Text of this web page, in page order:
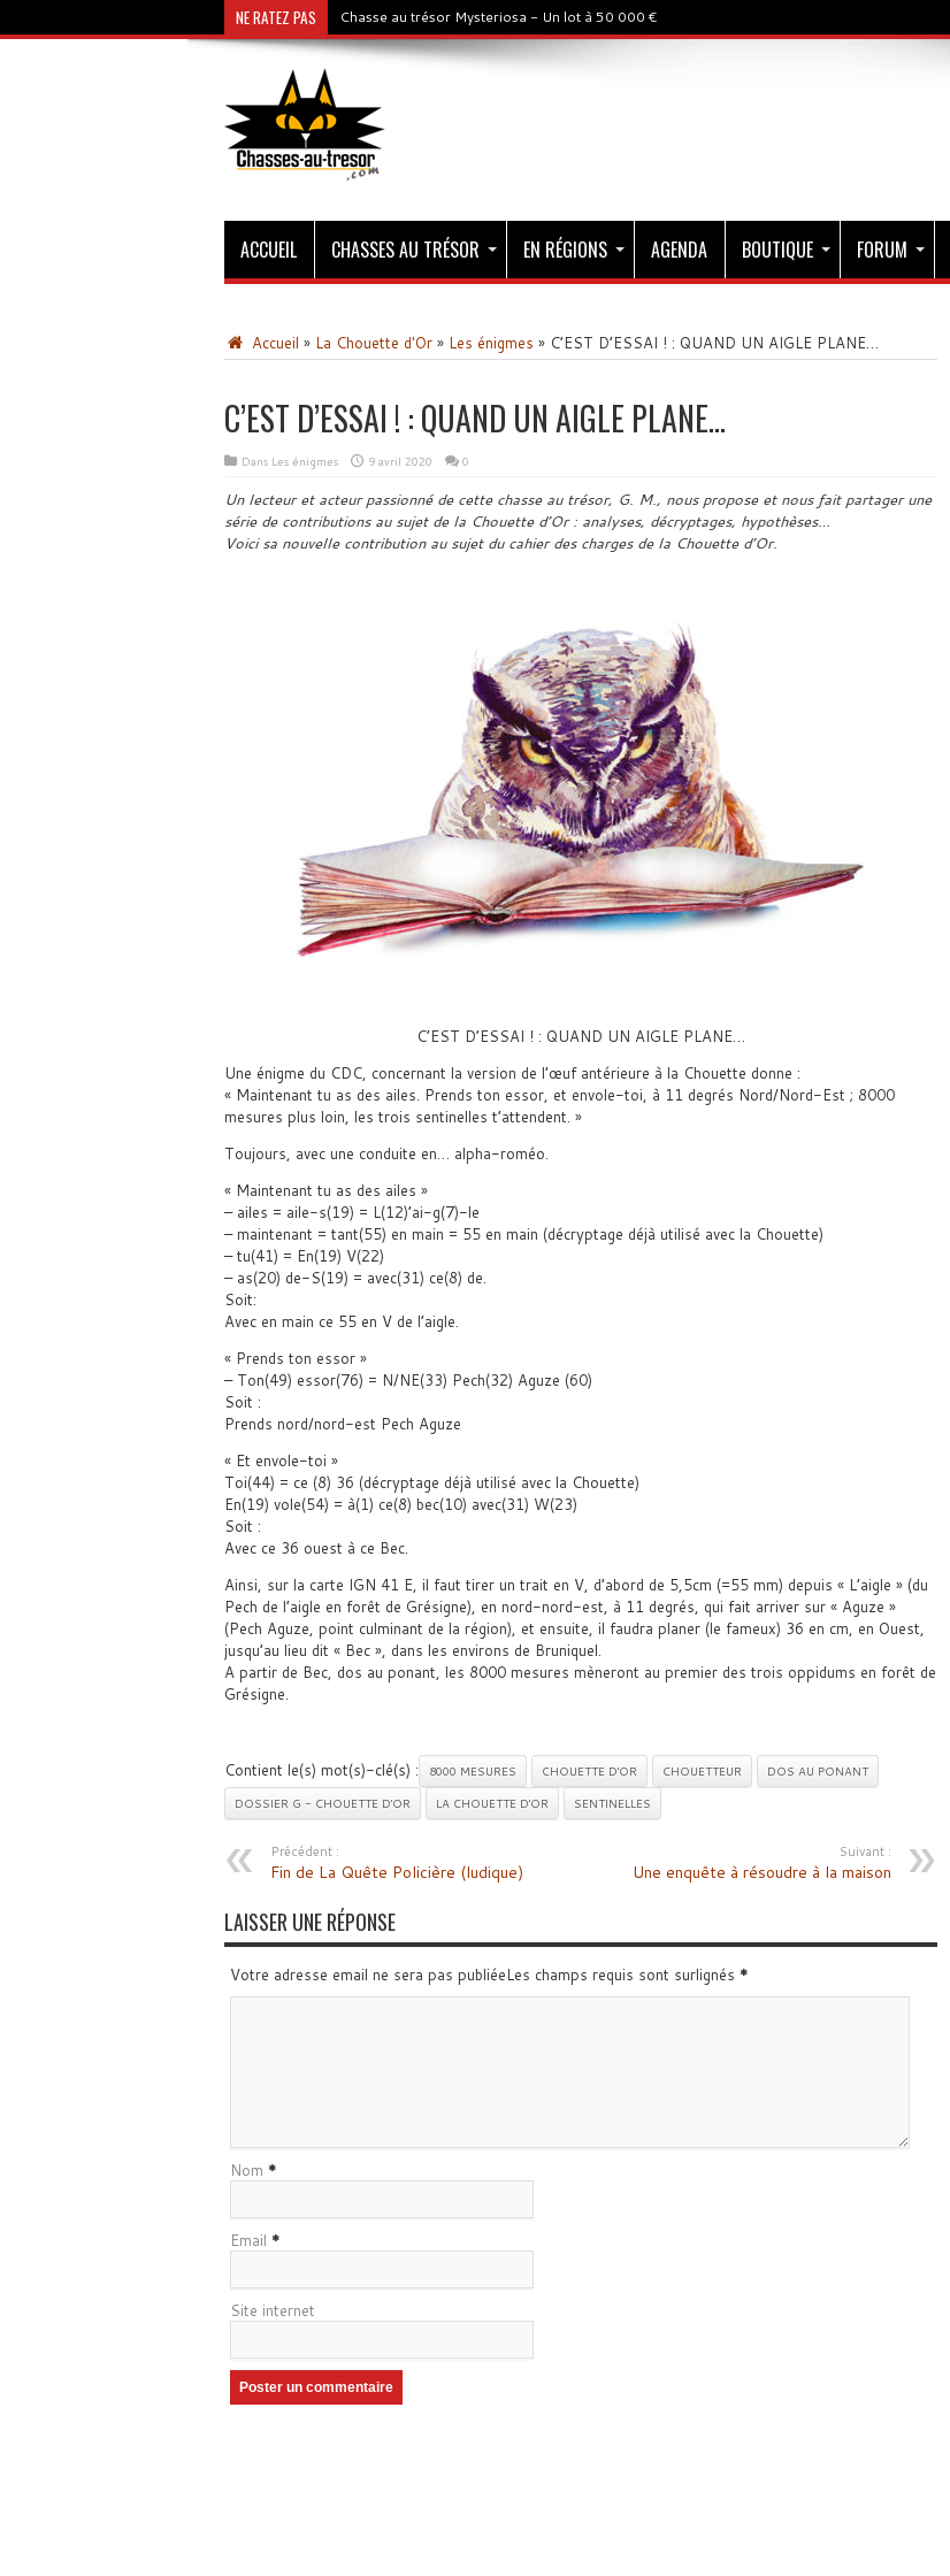
NE RATEZ PAS Chasse au trésor Mysteriosa - Un lot à 50 000 €
ACCUEIL CHASSES AU TRÉSOR EN RÉGIONS AGENDA BOUTIQUE FORUM
Accueil » La Chouette d'Or » Les énigmes » C’EST D’ESSAI ! : QUAND UN AIGLE PLANE…
C’EST D’ESSAI ! : QUAND UN AIGLE PLANE…
Dans Les énigmes 9 avril 2020 0
Un lecteur et acteur passionné de cette chasse au trésor, G. M., nous propose et nous fait partager une
série de contributions au sujet de la Chouette d’Or : analyses, décryptages, hypothèses…
Voici sa nouvelle contribution au sujet du cahier des charges de la Chouette d’Or.
C’EST D’ESSAI ! : QUAND UN AIGLE PLANE…
Une énigme du CDC, concernant la version de l’œuf antérieure à la Chouette donne :
« Maintenant tu as des ailes. Prends ton essor, et envole-toi, à 11 degrés Nord/Nord-Est ; 8000
mesures plus loin, les trois sentinelles t’attendent. »
Toujours, avec une conduite en… alpha-roméo.
« Maintenant tu as des ailes »
– ailes = aile-s(19) = L(12)’ai-g(7)-le
– maintenant = tant(55) en main = 55 en main (décryptage déjà utilisé avec la Chouette)
– tu(41) = En(19) V(22)
– as(20) de-S(19) = avec(31) ce(8) de.
Soit:
Avec en main ce 55 en V de l’aigle.
« Prends ton essor »
– Ton(49) essor(76) = N/NE(33) Pech(32) Aguze (60)
Soit :
Prends nord/nord-est Pech Aguze
« Et envole-toi »
Toi(44) = ce (8) 36 (décryptage déjà utilisé avec la Chouette)
En(19) vole(54) = à(1) ce(8) bec(10) avec(31) W(23)
Soit :
Avec ce 36 ouest à ce Bec.
Ainsi, sur la carte IGN 41 E, il faut tirer un trait en V, d’abord de 5,5cm (=55 mm) depuis « L’aigle » (du
Pech de l’aigle en forêt de Grésigne), en nord-nord-est, à 11 degrés, qui fait arriver sur « Aguze »
(Pech Aguze, point culminant de la région), et ensuite, il faudra planer (le fameux) 36 en cm, en Ouest,
jusqu’au lieu dit « Bec », dans les environs de Bruniquel.
A partir de Bec, dos au ponant, les 8000 mesures mèneront au premier des trois oppidums en forêt de
Grésigne.
Contient le(s) mot(s)-clé(s) : 8000 MESURES CHOUETTE D'OR CHOUETTEUR
DOS AU PONANT
DOSSIER G - CHOUETTE D'OR
LA CHOUETTE D'OR SENTINELLES
Précédent :
Fin de La Quête Policière (ludique)
Suivant :
Une enquête à résoudre à la maison
LAISSER UNE RÉPONSE
Votre adresse email ne sera pas publiéeLes champs requis sont surlignés *
Nom *
Email *
Site internet